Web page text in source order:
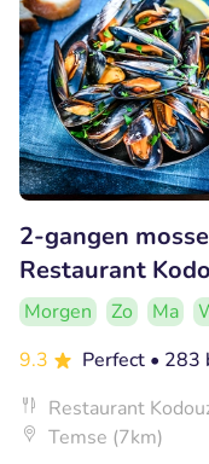
2-gangen
Restaurant
Morgen Zo Ma
9.3
Perfect • 283
Restaurant
Temse (7km)